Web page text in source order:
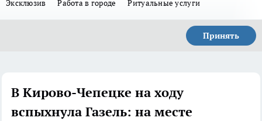
Эксклюзив Работа в городе Ритуальные услуги
Принять
В Кирово-Чепецке на ходу
вспыхнула Газель: на месте